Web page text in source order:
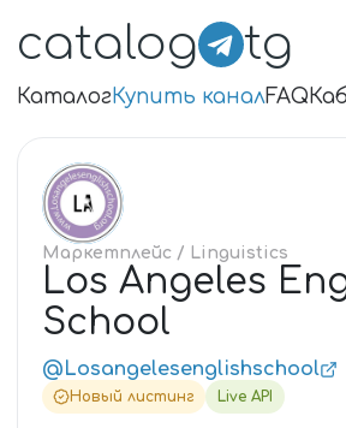
catalog tg
КаталогКупить каналFAQ
LO
Маркетплейс / Linguistics
Los Angeles
School
@Losangelesenglishschool
Новый листинг Live API